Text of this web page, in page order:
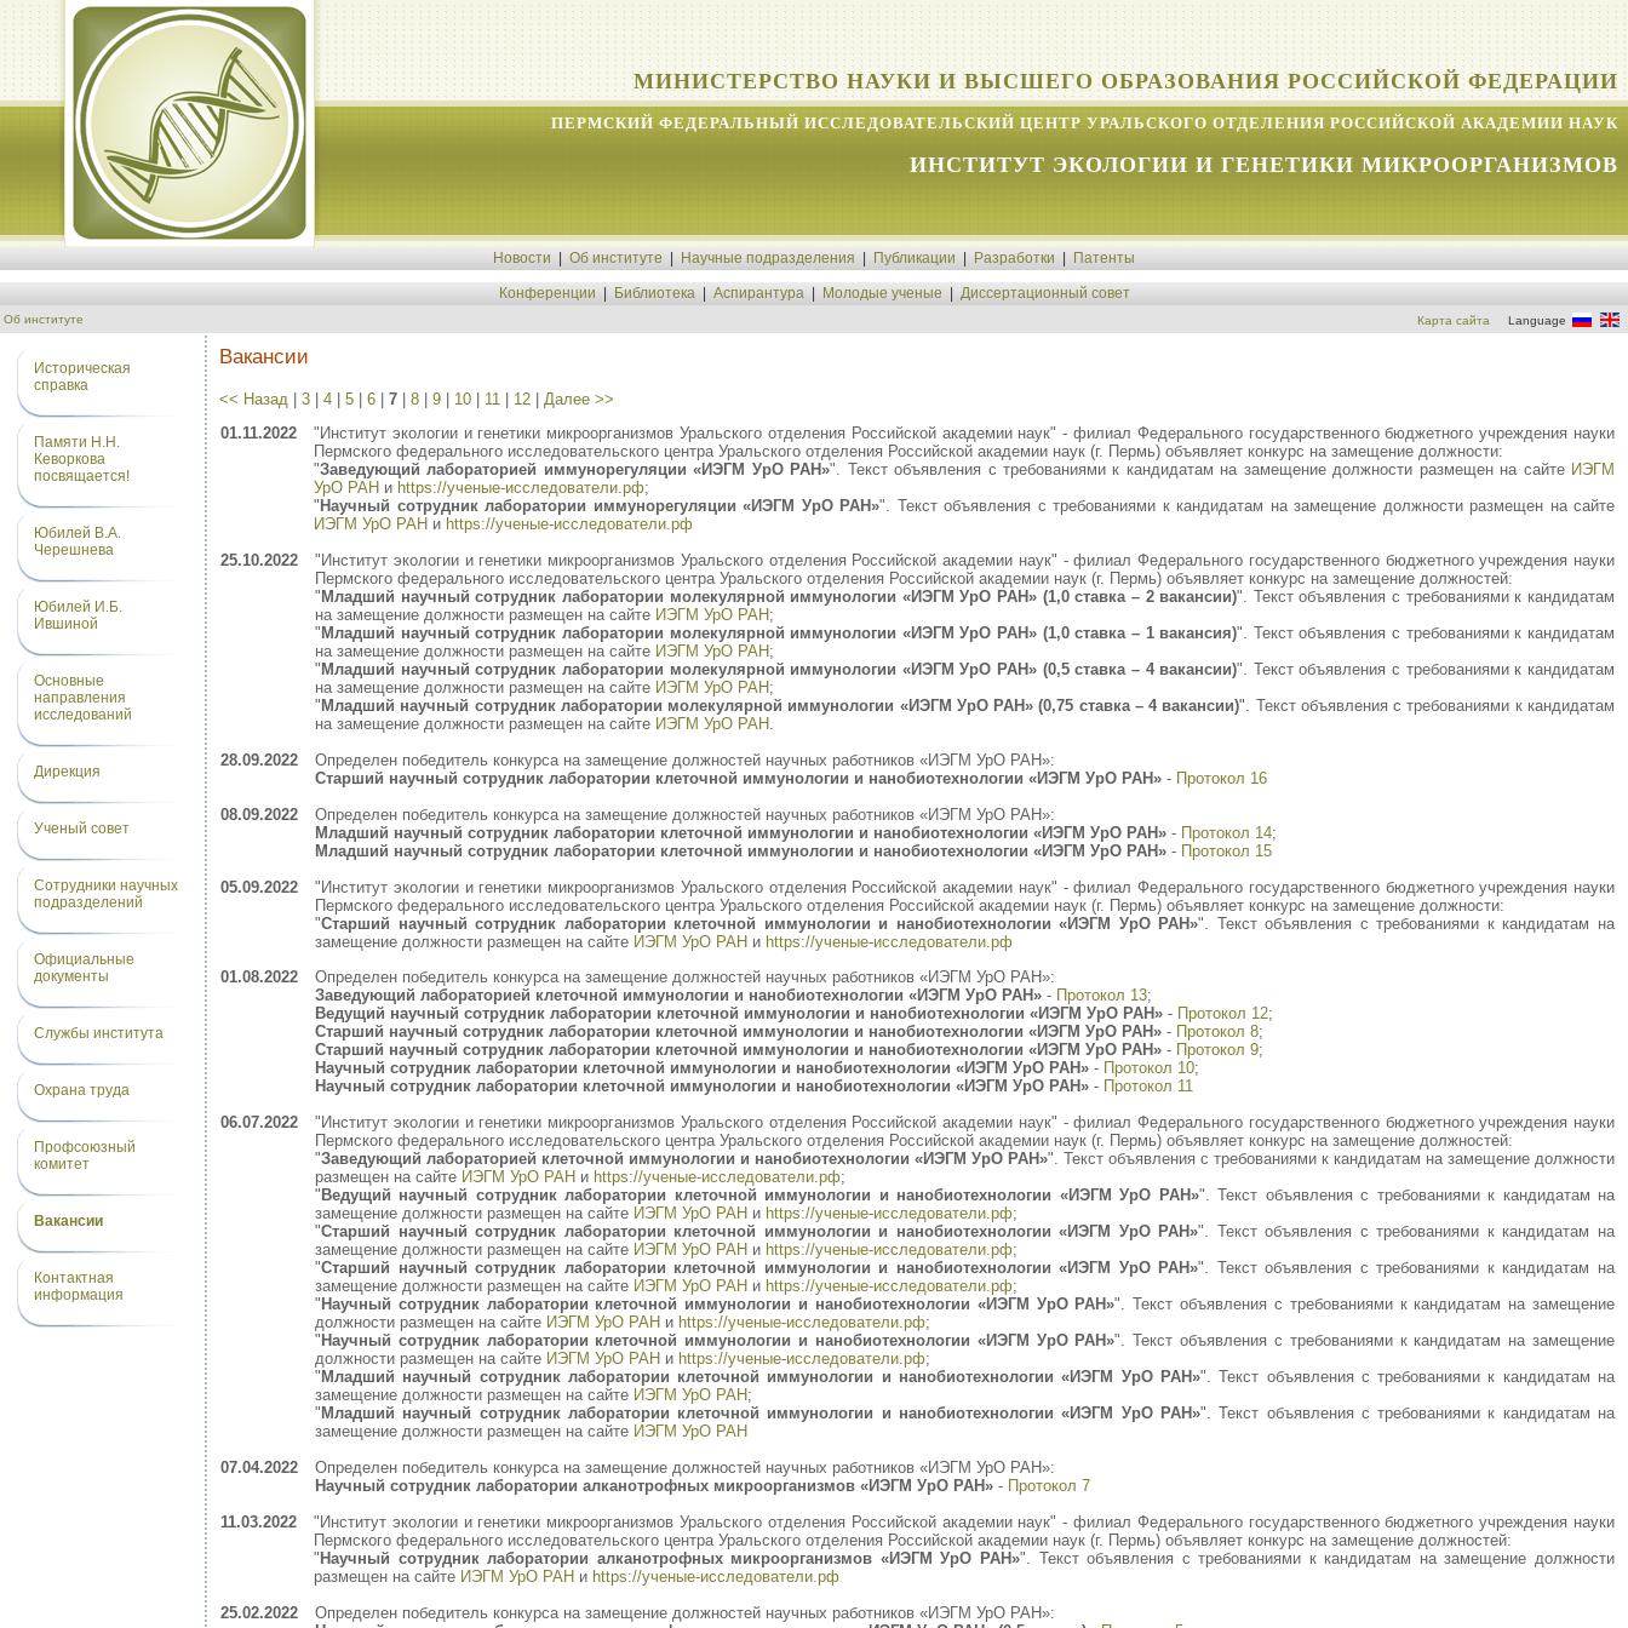
МИНИСТЕРСТВО НАУКИ И ВЫСШЕГО ОБРАЗОВАНИЯ РОССИЙСКОЙ ФЕДЕРАЦИИ
ПЕРМСКИЙ ФЕДЕРАЛЬНЫЙ ИССЛЕДОВАТЕЛЬСКИЙ ЦЕНТР УРАЛЬСКОГО ОТДЕЛЕНИЯ РОССИЙСКОЙ АКАДЕМИИ НАУК
ИНСТИТУТ ЭКОЛОГИИ И ГЕНЕТИКИ МИКРООРГАНИЗМОВ
Новости Об институте Научные подразделения Публикации Разработки Патенты
Конференции Библиотека Аспирантура Молодые ученые Диссертационный совет
Об институте Карта сайта Language
Историческая
справка
Памяти Н.Н.
Кеворкова
посвящается!
Юбилей В.А.
Черешнева
Юбилей И.Б.
Ившиной
Основные
направления
исследований
Дирекция
Ученый совет
Сотрудники научных
подразделений
Официальные
документы
Службы института
Охрана труда
Профсоюзный
комитет
Вакансии
Контактная
информация
Вакансии
<< Назад | 3 | 4 | 5 | 6 | 7 | 8 | 9 | 10 | 11 | 12 | Далее >>
01.11.2022
"Институт экологии и генетики микроорганизмов Уральского отделения Российской академии наук" - филиал Федерального государственного бюджетного учреждения науки
Пермского федерального исследовательского центра Уральского отделения Российской академии наук (г. Пермь) объявляет конкурс на замещение должности:
"Заведующий лабораторией иммунорегуляции «ИЭГМ УрО РАН»". Текст объявления с требованиями к кандидатам на замещение должности размещен на сайте ИЭГМ
УрО РАН и https://ученые-исследователи.рф;
" Научный сотрудник лаборатории иммунорегуляции «ИЭГМ УрО РАН»". Текст объявления с требованиями к кандидатам на замещение должности размещен на сайте
ИЭГМ УрО РАН и https://ученые-исследователи.рф
25.10.2022
"Институт экологии и генетики микроорганизмов Уральского отделения Российской академии наук" - филиал Федерального государственного бюджетного учреждения науки
Пермского федерального исследовательского центра Уральского отделения Российской академии наук (г. Пермь) объявляет конкурс на замещение должностей:
" Младший научный сотрудник лаборатории молекулярной иммунологии «ИЭГМ УрО РАН» (1,0 ставка – 2 вакансии)". Текст объявления с требованиями к кандидатам
на замещение должности размещен на сайте ИЭГМ УрО РАН ;
" Младший научный сотрудник лаборатории молекулярной иммунологии «ИЭГМ УрО РАН» (1,0 ставка – 1 вакансия)". Текст объявления с требованиями к кандидатам
на замещение должности размещен на сайте ИЭГМ УрО РАН ;
" Младший научный сотрудник лаборатории молекулярной иммунологии «ИЭГМ УрО РАН» (0,5 ставка – 4 вакансии)". Текст объявления с требованиями к кандидатам
на замещение должности размещен на сайте ИЭГМ УрО РАН ;
" Младший научный сотрудник лаборатории молекулярной иммунологии «ИЭГМ УрО РАН» (0,75 ставка – 4 вакансии)". Текст объявления с требованиями к кандидатам
на замещение должности размещен на сайте ИЭГМ УрО РАН .
28.09.2022
Определен победитель конкурса на замещение должностей научных работников «ИЭГМ УрО РАН»:
Старший научный сотрудник лаборатории клеточной иммунологии и нанобиотехнологии «ИЭГМ УрО РАН» - Протокол 16
08.09.2022
Определен победитель конкурса на замещение должностей научных работников «ИЭГМ УрО РАН»:
Младший научный сотрудник лаборатории клеточной иммунологии и нанобиотехнологии «ИЭГМ УрО РАН» - Протокол 14;
Младший научный сотрудник лаборатории клеточной иммунологии и нанобиотехнологии «ИЭГМ УрО РАН» - Протокол 15
05.09.2022
"Институт экологии и генетики микроорганизмов Уральского отделения Российской академии наук" - филиал Федерального государственного бюджетного учреждения науки
Пермского федерального исследовательского центра Уральского отделения Российской академии наук (г. Пермь) объявляет конкурс на замещение должности:
"Старший научный сотрудник лаборатории клеточной иммунологии и нанобиотехнологии «ИЭГМ УрО РАН»". Текст объявления с требованиями к кандидатам на
замещение должности размещен на сайте ИЭГМ УрО РАН и https://ученые-исследователи.рф
01.08.2022
Определен победитель конкурса на замещение должностей научных работников «ИЭГМ УрО РАН»:
Заведующий лабораторией клеточной иммунологии и нанобиотехнологии «ИЭГМ УрО РАН» - Протокол 13;
Ведущий научный сотрудник лаборатории клеточной иммунологии и нанобиотехнологии «ИЭГМ УрО РАН» - Протокол 12;
Старший научный сотрудник лаборатории клеточной иммунологии и нанобиотехнологии «ИЭГМ УрО РАН» - Протокол 8;
Старший научный сотрудник лаборатории клеточной иммунологии и нанобиотехнологии «ИЭГМ УрО РАН» - Протокол 9;
Научный сотрудник лаборатории клеточной иммунологии и нанобиотехнологии «ИЭГМ УрО РАН» - Протокол 10;
Научный сотрудник лаборатории клеточной иммунологии и нанобиотехнологии «ИЭГМ УрО РАН» - Протокол 11
06.07.2022
"Институт экологии и генетики микроорганизмов Уральского отделения Российской академии наук" - филиал Федерального государственного бюджетного учреждения науки
Пермского федерального исследовательского центра Уральского отделения Российской академии наук (г. Пермь) объявляет конкурс на замещение должностей:
"Заведующий лабораторией клеточной иммунологии и нанобиотехнологии «ИЭГМ УрО РАН»". Текст объявления с требованиями к кандидатам на замещение должности
размещен на сайте ИЭГМ УрО РАН и https://ученые-исследователи.рф;
" Ведущий научный сотрудник лаборатории клеточной иммунологии и нанобиотехнологии «ИЭГМ УрО РАН»". Текст объявления с требованиями к кандидатам на
замещение должности размещен на сайте ИЭГМ УрО РАН и https://ученые-исследователи.рф;
"Старший научный сотрудник лаборатории клеточной иммунологии и нанобиотехнологии «ИЭГМ УрО РАН»". Текст объявления с требованиями к кандидатам на
замещение должности размещен на сайте ИЭГМ УрО РАН и https://ученые-исследователи.рф;
"Старший научный сотрудник лаборатории клеточной иммунологии и нанобиотехнологии «ИЭГМ УрО РАН»". Текст объявления с требованиями к кандидатам на
замещение должности размещен на сайте ИЭГМ УрО РАН и https://ученые-исследователи.рф;
" Научный сотрудник лаборатории клеточной иммунологии и нанобиотехнологии «ИЭГМ УрО РАН»". Текст объявления с требованиями к кандидатам на замещение
должности размещен на сайте ИЭГМ УрО РАН и https://ученые-исследователи.рф;
" Научный сотрудник лаборатории клеточной иммунологии и нанобиотехнологии «ИЭГМ УрО РАН»". Текст объявления с требованиями к кандидатам на замещение
должности размещен на сайте ИЭГМ УрО РАН и https://ученые-исследователи.рф;
" Младший научный сотрудник лаборатории клеточной иммунологии и нанобиотехнологии «ИЭГМ УрО РАН»". Текст объявления с требованиями к кандидатам на
замещение должности размещен на сайте ИЭГМ УрО РАН ;
" Младший научный сотрудник лаборатории клеточной иммунологии и нанобиотехнологии «ИЭГМ УрО РАН»". Текст объявления с требованиями к кандидатам на
замещение должности размещен на сайте ИЭГМ УрО РАН
07.04.2022
Определен победитель конкурса на замещение должностей научных работников «ИЭГМ УрО РАН»:
Научный сотрудник лаборатории алканотрофных микроорганизмов «ИЭГМ УрО РАН» - Протокол 7
11.03.2022
"Институт экологии и генетики микроорганизмов Уральского отделения Российской академии наук" - филиал Федерального государственного бюджетного учреждения науки
Пермского федерального исследовательского центра Уральского отделения Российской академии наук (г. Пермь) объявляет конкурс на замещение должностей:
" Научный сотрудник лаборатории алканотрофных микроорганизмов «ИЭГМ УрО РАН»". Текст объявления с требованиями к кандидатам на замещение должности
размещен на сайте ИЭГМ УрО РАН и https://ученые-исследователи.рф
25.02.2022
Определен победитель конкурса на замещение должностей научных работников «ИЭГМ УрО РАН»: